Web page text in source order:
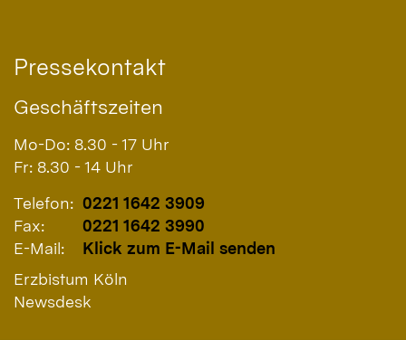
Pressekontakt
Geschäftszeiten
Mo-Do: 8.30 - 17 Uhr
Fr: 8.30 - 14 Uhr
Telefon: 0221 1642 3909
Fax:
0221 1642 3990
E-Mail:
Klick zum E-Mail senden
Erzbistum Köln
Newsdesk